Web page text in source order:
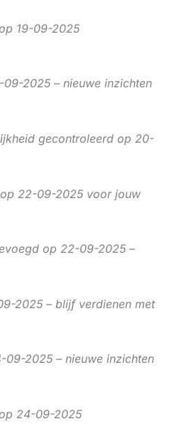
19-09-2025
2025 – nieuwe inzichten
gecontroleerd op 20-
22-09-2025 voor jouw
op 22-09-2025 –
2025 – blijf verdienen met
2025 – nieuwe inzichten
24-09-2025